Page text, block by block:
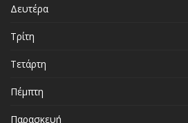
Δευτέρα
Τρίτη
Τετάρτη
Πέμπτη
Παρασκευή